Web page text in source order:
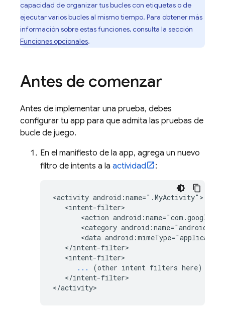
capacidad de organizar tus bucles con etiquetas o de
ejecutar varios bucles al mismo tiempo. Para obtener más
información sobre estas funciones, consulta la sección
Funciones opcionales.
Antes de comenzar
Antes de implementar una prueba, debes
configurar tu app para que admita las pruebas de
bucle de juego.
En el manifiesto de la app, agrega un nuevo
filtro de intents a la actividad :
<activity android:name=".MyActivity">
   <intent-filter>
<action
<category
<data
   </intent-filter>
   <intent-filter>
...
(other intent filters here)
   </intent-filter>
</activity>